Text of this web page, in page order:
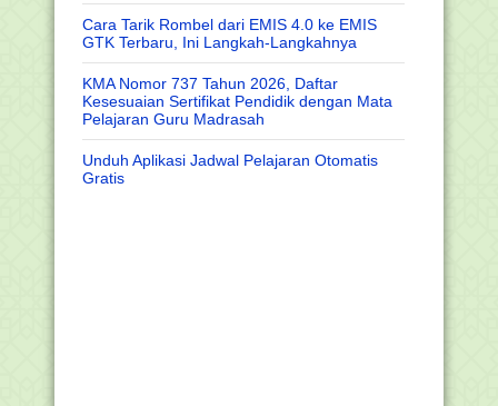
Cara Tarik Rombel dari EMIS 4.0 ke EMIS
GTK Terbaru, Ini Langkah-Langkahnya
KMA Nomor 737 Tahun 2026, Daftar
Kesesuaian Sertifikat Pendidik dengan Mata
Pelajaran Guru Madrasah
Unduh Aplikasi Jadwal Pelajaran Otomatis
Gratis